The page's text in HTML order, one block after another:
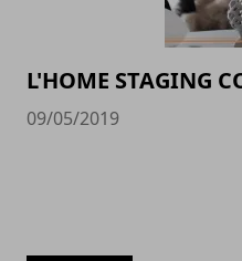
L'HOME STAGING
09/05/2019